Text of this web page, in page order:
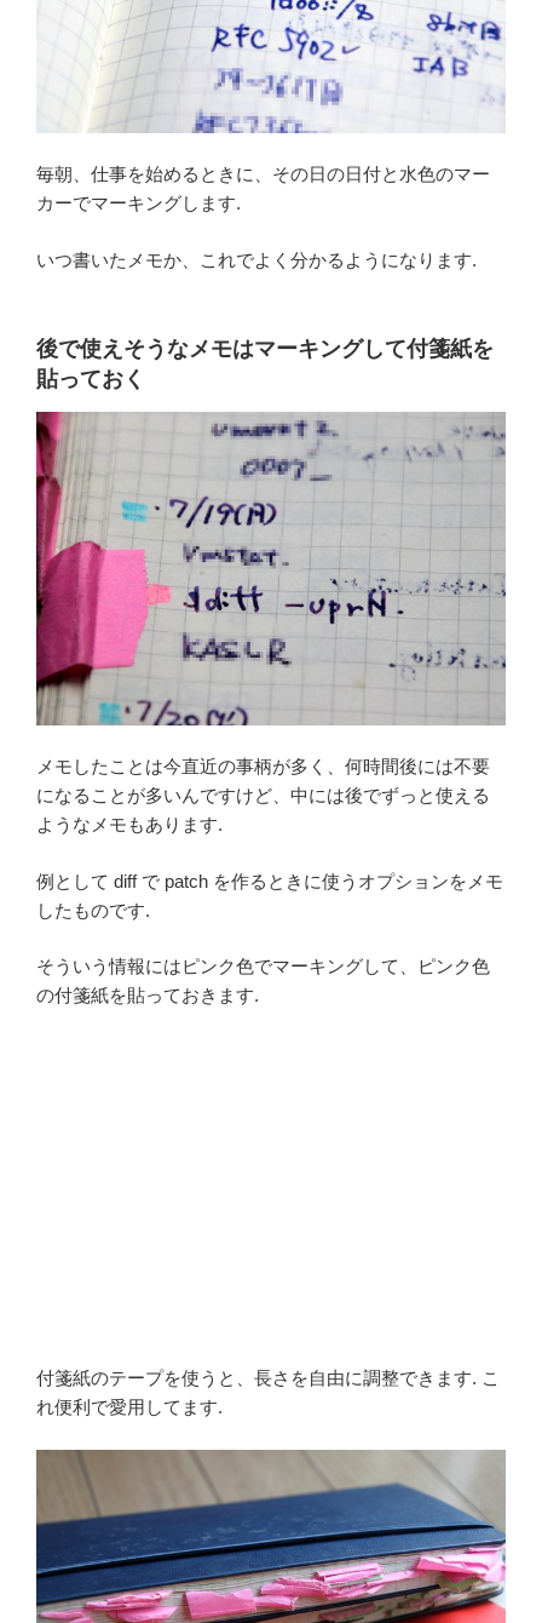
毎朝、仕事を始めるときに、その日の日付と水色のマー
カーでマーキングします.
いつ書いたメモか、これでよく分かるようになります.
後で使えそうなメモはマーキングして付箋紙を
貼っておく
メモしたことは今直近の事柄が多く、何時間後には不要
になることが多いんですけど、中には後でずっと使える
ようなメモもあります.
例として diff で patch を作るときに使うオプションをメモ
したものです.
そういう情報にはピンク色でマーキングして、ピンク色
の付箋紙を貼っておきます.
付箋紙のテープを使うと、長さを自由に調整できます. こ
れ便利で愛用してます.